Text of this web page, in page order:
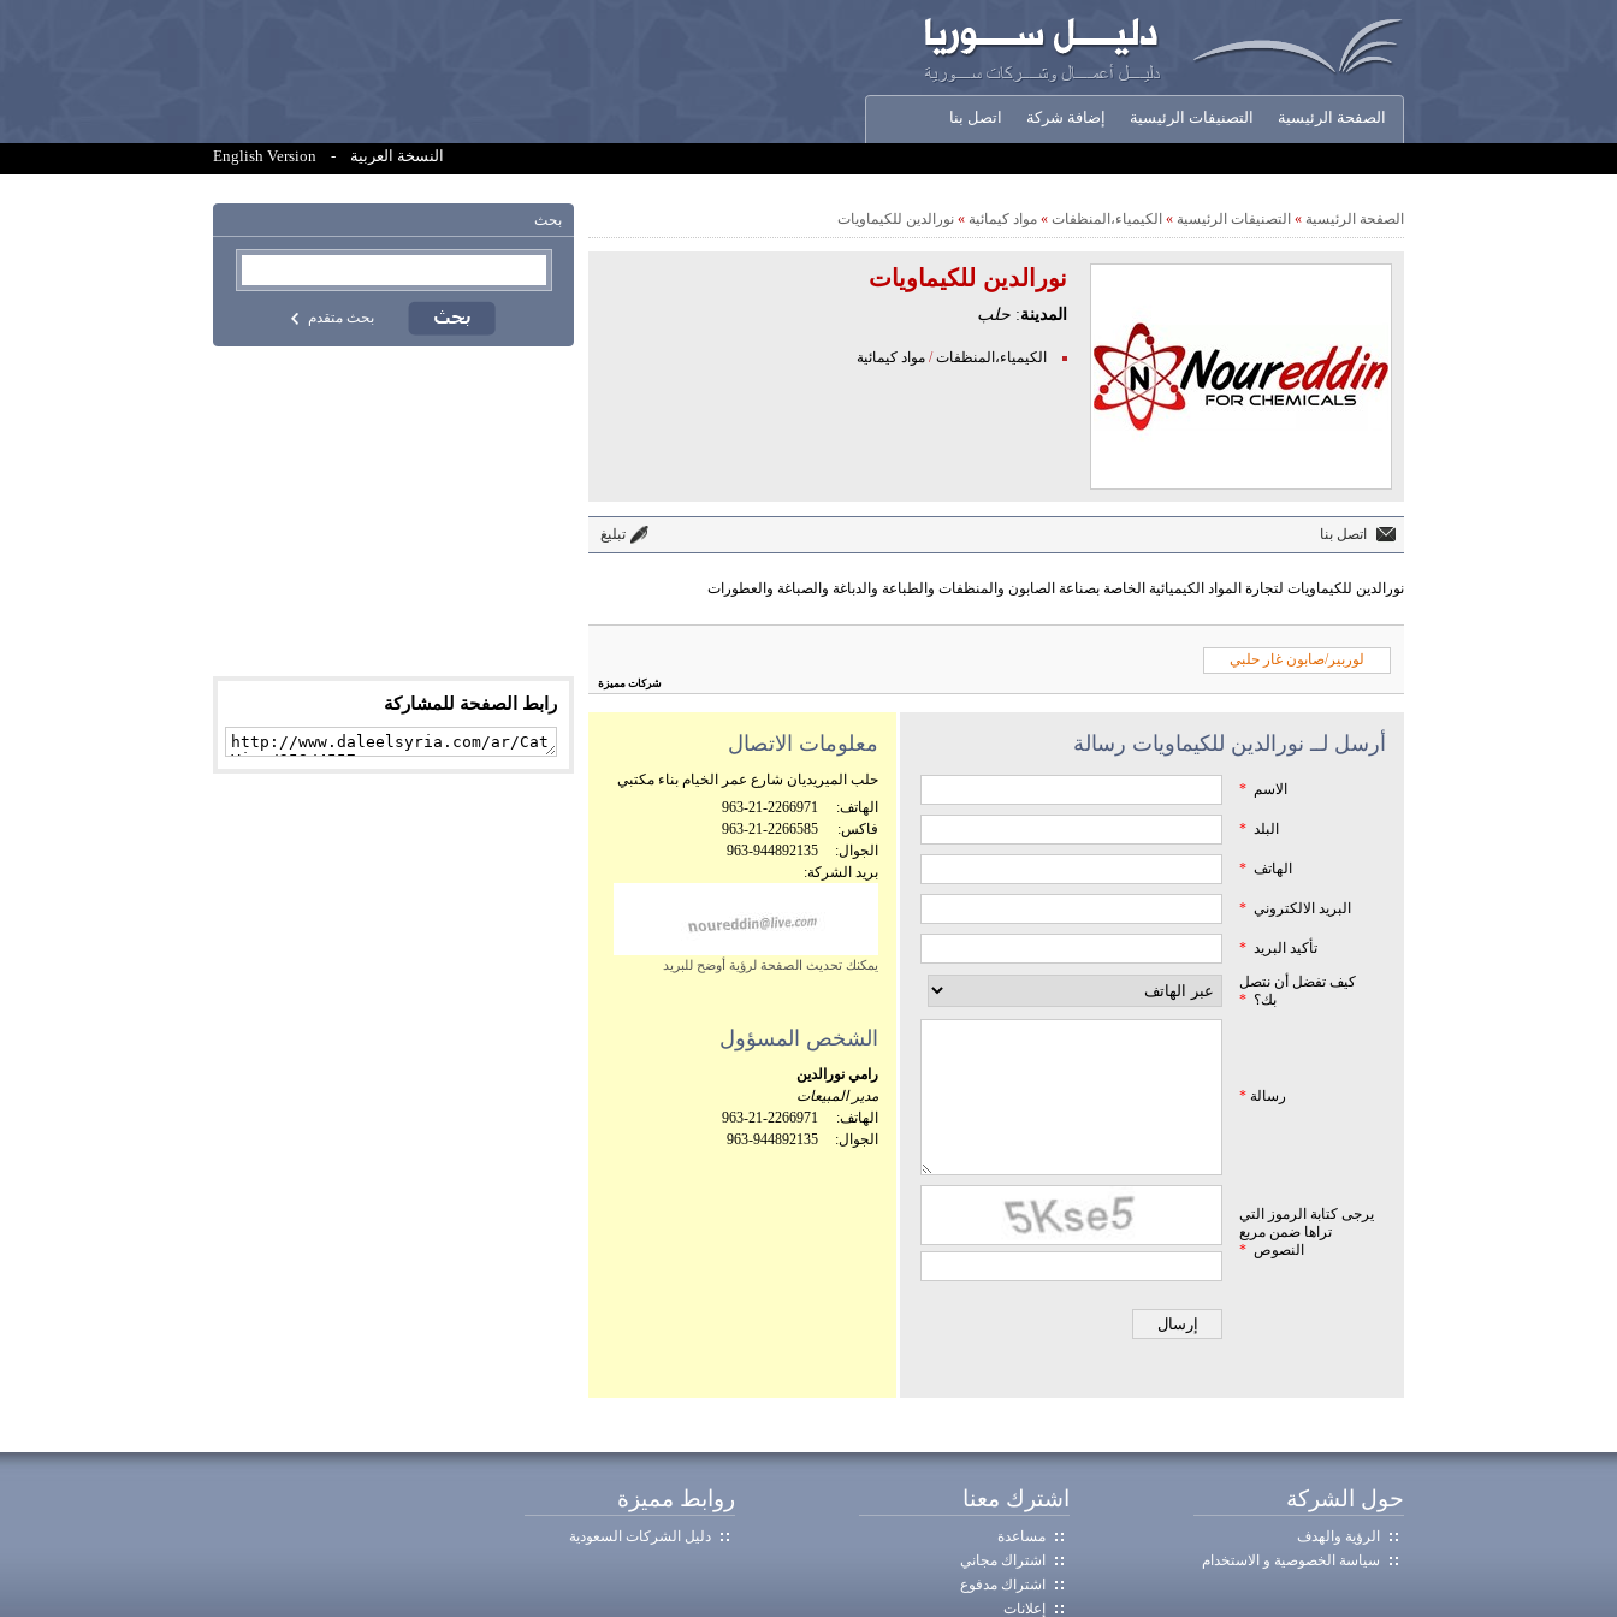
الصفحة الرئيسية التصنيفات الرئيسية إضافة شركة اتصل بنا
النسخة العربية -
English Version
بحث
بحث متقدم
رابط الصفحة للمشاركة
الصفحة الرئيسية » التصنيفات الرئيسية » الكيمياء،المنظفات » مواد كيمائية » نورالدين للكيماويات
نورالدين للكيماويات
المدينة: حلب
الكيمياء،المنظفات/ مواد كيمائية
اتصل بنا تبليغ
نورالدين للكيماويات لتجارة المواد الكيميائية الخاصة بصناعة الصابون والمنظفات والطباعة والدباغة والصباغة والعطورات
لوربير/صابون غار حلبي
شركات مميزة
أرسل لــ نورالدين للكيماويات رسالة
الاسم *
البلد *
الهاتف *
البريد الالكتروني *
تأكيد البريد *
كيف تفضل أن نتصل
بك؟ *
رسالة *
يرجى كتابة الرموز التي
تراها ضمن مربع
النصوص *
معلومات الاتصال
حلب الميريديان شارع عمر الخيام بناء مكتبي
الهاتف:
963-21-2266971
فاكس:
963-21-2266585
الجوال:
963-944892135
بريد الشركة:
يمكنك تحديث الصفحة لرؤية أوضح للبريد
الشخص المسؤول
رامي نورالدين
مدير المبيعات
الهاتف:
963-21-2266971
الجوال:
963-944892135
حول الشركة
الرؤية والهدف
سياسة الخصوصية و الاستخدام
اشترك معنا
مساعدة
اشتراك مجاني
اشتراك مدفوع
إعلانات
روابط مميزة
دليل الشركات السعودية